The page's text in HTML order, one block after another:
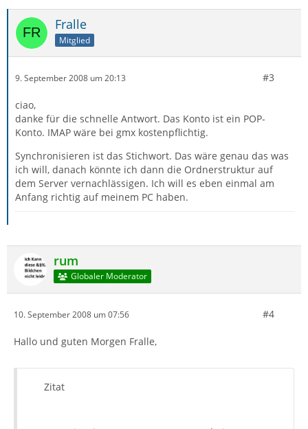
Fralle
Mitglied
9. September 2008 um 20:13 #3
ciao,
danke für die schnelle Antwort. Das Konto ist ein POP-
Konto. IMAP wäre bei gmx kostenpflichtig.
Synchronisieren ist das Stichwort. Das wäre genau das was
ich will, danach könnte ich dann die Ordnerstruktur auf
dem Server vernachlässigen. Ich will es eben einmal am
Anfang richtig auf meinem PC haben.
rum
Globaler Moderator
10. September 2008 um 07:56 #4
Hallo und guten Morgen Fralle,
Zitat